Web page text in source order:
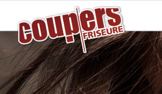
Mehr Haare
Haarverlängerungen
Haarsysteme
Perücken